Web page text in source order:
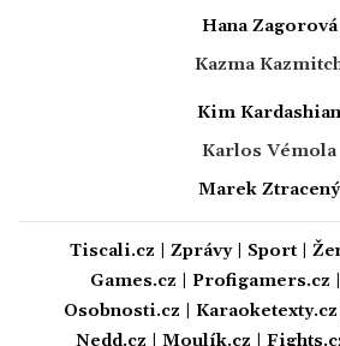
Hana Zagorová
Kazma
Kim Kardashian
Karlos Vémola
Marek Ztracený
Tiscali.cz Zprávy| Sport|
Games.cz
Profigamers.cz
Osobnosti.cz
Karaoketexty.cz
Nedd.cz
Moulík.cz